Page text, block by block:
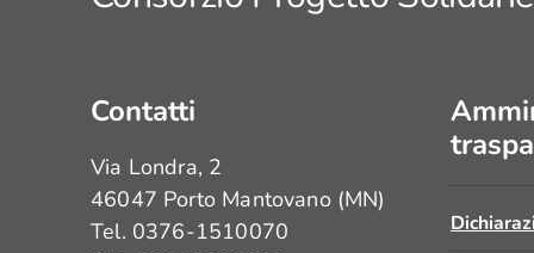
Contatti
Via Londra, 2
46047 Porto Mantovano (MN)
Tel. 0376-1510070